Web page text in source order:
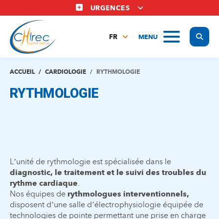
au
contenu
principal
URGENCES
MENU
FR
EN
ACCUEIL CARDIOLOGIE RYTHMOLOGIE
RYTHMOLOGIE
L’unité de rythmologie est spécialisée dans le
diagnostic, le traitement et le suivi des troubles du
rythme cardiaque.
Nos équipes de rythmologues interventionnels,
disposent d’une salle d’électrophysiologie équipée de
technologies de pointe permettant une prise en charge